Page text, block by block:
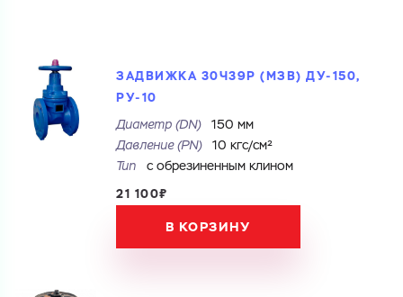
ЗАДВИЖКА 30Ч39Р (МЗВ) ДУ-150,
РУ-10
Диаметр (DN)
150 мм
Давление (PN)
10 кгс/см²
Тип
с обрезиненным клином
21 100₽
В КОРЗИНУ